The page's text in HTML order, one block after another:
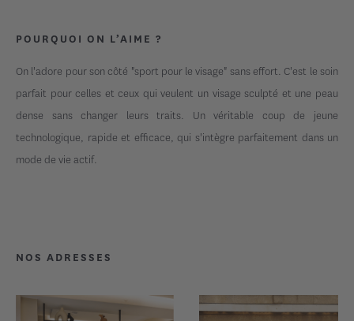
idéale car il offre un lifting naturel et une réduction des rides prouvée
(-37%). Cependant, ces deux approches peuvent aussi être
tandis que les injections peuvent traiter des volumes très spécifiques.
POURQUOI ON L’AIME ?
On l'adore pour son côté "sport pour le visage" sans effort. C'est le soin
parfait pour celles et ceux qui veulent un visage sculpté et une peau
dense sans changer leurs traits. Un véritable coup de jeune
technologique, rapide et efficace, qui s'intègre parfaitement dans un
mode de vie actif.
NOS ADRESSES